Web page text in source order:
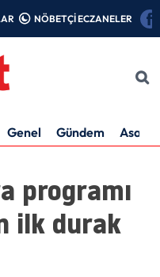
NÖBETÇİ ECZANELER
Genel Gündem Asayiş
programı
ilk durak